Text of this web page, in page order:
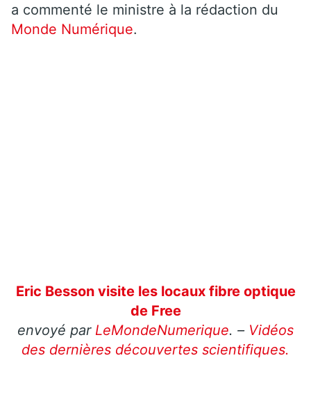
a commenté le ministre à la rédaction du
Monde Numérique.
Eric Besson visite les locaux fibre optique
de Free
envoyé par LeMondeNumerique. – Vidéos
des dernières découvertes scientifiques.